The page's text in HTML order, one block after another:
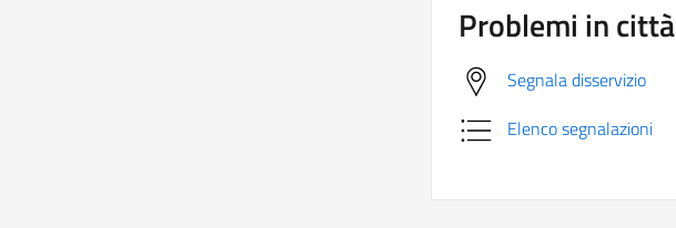
Problemi in città
Segnala disservizio
Elenco segnalazioni